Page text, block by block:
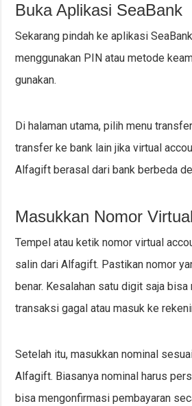
Buka Aplikasi SeaBank
Sekarang pindah ke aplikasi
menggunakan PIN atau metode
gunakan.
Di halaman utama, pilih menu
transfer ke bank lain jika virtual
Alfagift berasal dari bank berbeda
Masukkan Nomor
Tempel atau ketik nomor virtual
salin dari Alfagift. Pastikan nomor
benar. Kesalahan satu digit saja bisa
transaksi gagal atau masuk ke
Setelah itu, masukkan nominal
Alfagift. Biasanya nominal harus
bisa mengonfirmasi pembayaran